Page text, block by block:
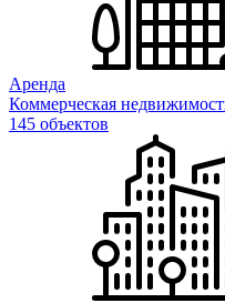
Аренда
Коммерческая
145 объектов